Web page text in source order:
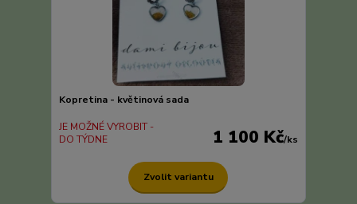
Kopretina - květinová sada
1 100 Kč/ks
JE MOŽNÉ VYROBIT -
DO TÝDNE
Zvolit variantu